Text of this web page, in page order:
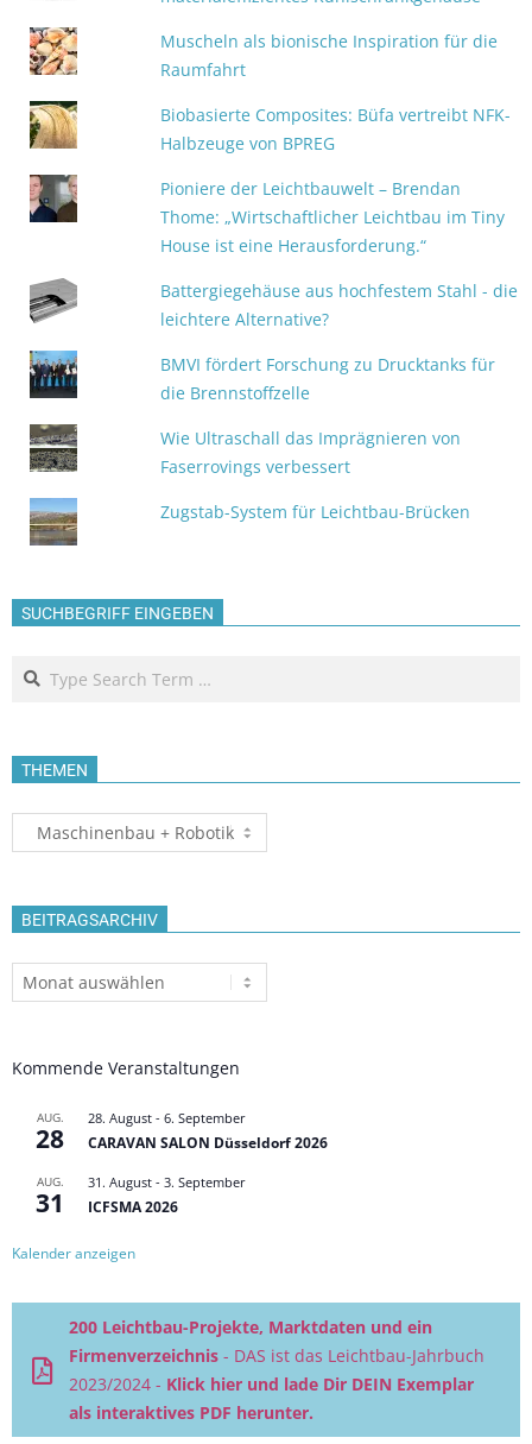
Muscheln als bionische Inspiration für die
Raumfahrt
Biobasierte Composites: Büfa vertreibt NFK-
Halbzeuge von BPREG
Pioniere der Leichtbauwelt – Brendan
Thome: „Wirtschaftlicher Leichtbau im Tiny
House ist eine Herausforderung.“
Battergiegehäuse aus hochfestem Stahl - die
leichtere Alternative?
BMVI fördert Forschung zu Drucktanks für
die Brennstoffzelle
Wie Ultraschall das Imprägnieren von
Faserrovings verbessert
Zugstab-System für Leichtbau-Brücken
SUCHBEGRIFF EINGEBEN
Search
THEMEN
Themen
BEITRAGSARCHIV
Beitragsarchiv
Kommende Veranstaltungen
AUG.
28
28. August - 6. September
CARAVAN SALON Düsseldorf 2026
AUG.
31
31. August - 3. September
ICFSMA 2026
Kalender anzeigen
200 Leichtbau-Projekte, Marktdaten und ein
Firmenverzeichnis - DAS ist das Leichtbau-Jahrbuch
2023/2024 - Klick hier und lade Dir DEIN Exemplar
als interaktives PDF herunter.